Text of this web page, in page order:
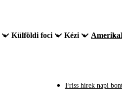
Külföldi foci Kézi Amerika
Friss hírek napi